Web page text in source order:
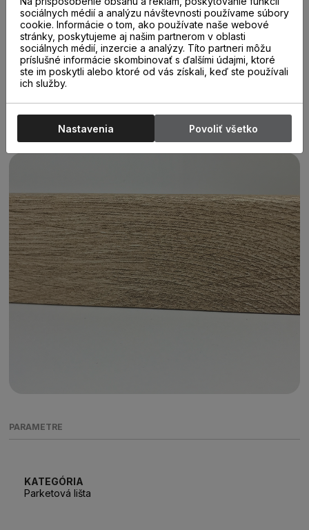
Soklové lišty Krono-original dodávajú Vašej laminátovej
podlahe jedinečný vzhľad a pocit dokonalosti. Sú farebne
dokonale zladené s podlahou. Špeciálny systém montáže
líšt na klipy umožňuje namontovať lišty bez viditeľných
skrutiek, čo ešte viac umocňuje elegantný vzhľad týchto
jednoduchšia možnosť uchytenia líšt je pomocou lepidla.
PARAMETRE
KATEGÓRIA
Parketová lišta
sociálnych médií a analýzu návštevnosti používame súbory
cookie. Informácie o tom, ako používate naše webové
stránky, poskytujeme aj našim partnerom v oblasti
sociálnych médií, inzercie a analýzy. Títo partneri môžu
príslušné informácie skombinovať s ďalšími údajmi, ktoré
ste im poskytli alebo ktoré od vás získali, keď ste používali
ich služby.
Nastavenia Povoliť všetko